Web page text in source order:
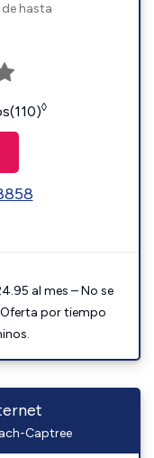
hasta
◊
al mes – No se
por tiempo
Captree